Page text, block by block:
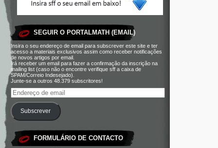
SEGUIR O PORTALMATH (EMAIL)
Insira o seu endereço de email para subscrever este site e ter
acesso a materiais exclusivos assim como receber notificações
de novos artigos por email.
Irá receber um email para fazer a confirmação da inscrição na
mailing list (caso não o encontre verifique sff a caixa de
SPAM/Correio Indesejado).
Junte-se a outros 48.379 subscritores!
Subscrever
FORMULÁRIO DE CONTACTO